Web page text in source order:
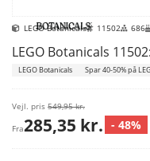
LEGO Botanicals 11502 686
LEGO Botanicals
LEGO Botanicals Spar 40-50% på
Vejl. pris 549,95 kr.
Fra285,35 kr. - 48%